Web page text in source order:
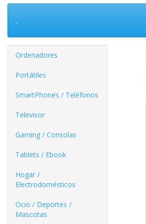
.
Ordenadores
Portátiles
SmartPhones / Teléfonos
Televisor
Gaming / Consolas
Tablets / Ebook
Hogar /
Electrodomésticos
Ocio / Deportes /
Mascotas